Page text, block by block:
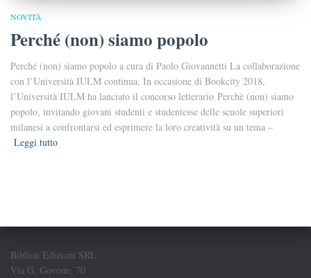
NOVITÀ
Perché (non) siamo popolo
Perché (non) siamo popolo a cura di Paolo Giovannetti La collaborazione
con l’Università IULM continua. In occasione di Bookcity 2018,
l’Università IULM ha lanciato il concorso letterario Perchè (non) siamo
popolo, invitando giovani studenti e studentesse delle scuole superiori
milanesi a confrontarsi ed esprimere la loro creatività su un tema –
Leggi tutto
Biblion Edizioni SRL
Via G. Govone, 70